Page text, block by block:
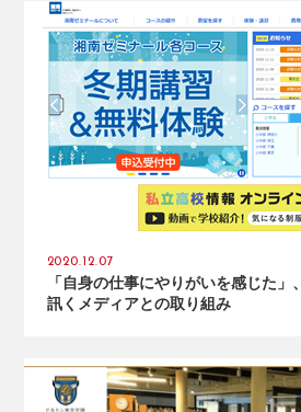
2020.12.07
「自身の仕事にやりがいを感じた」
訊くメディアとの取り組み